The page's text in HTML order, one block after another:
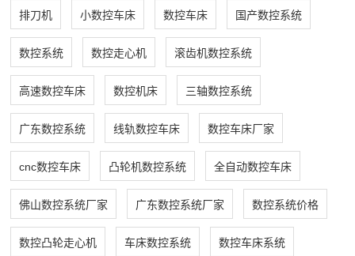
排刀机 小数控车床 数控车床 国产数控系统
数控系统 数控走心机 滚齿机数控系统
高速数控车床 数控机床 三轴数控系统
广东数控系统 线轨数控车床 数控车床厂家
cnc数控车床 凸轮机数控系统 全自动数控车床
佛山数控系统厂家 广东数控系统厂家 数控系统价格
数控凸轮走心机 车床数控系统 数控车床系统